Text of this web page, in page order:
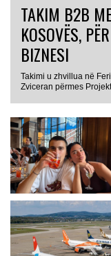
TAKIM B2B
KOSOVËS,
BIZNESI
Takimi u zhvillua në
Zviceran përmes
GJERMANI